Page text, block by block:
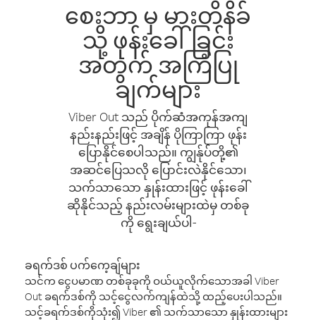
စေးဘာ မှ မားတိနိခ်
သို့ ဖုန်းခေါ်ခြင်း
အတွက် အကြံပြု
ချက်များ
Viber Out သည် ပိုက်ဆံအကုန်အကျ
နည်းနည်းဖြင့် အချိန် ပိုကြာကြာ ဖုန်း
ပြောနိုင်စေပါသည်။ ကျွန်ုပ်တို့၏
အဆင်ပြေသလို ပြောင်းလဲနိုင်သော၊
သက်သာသော နှုန်းထားဖြင့် ဖုန်းခေါ်
ဆိုနိုင်သည့် နည်းလမ်းများထဲမှ တစ်ခု
ကို ရွေးချယ်ပါ-
ခရက်ဒစ် ပက်ကေ့ချ်များ
သင်က ငွေပမာဏ တစ်ခုခုကို ဝယ်ယူလိုက်သောအခါ Viber
Out ခရက်ဒစ်ကို သင့်ငွေလက်ကျန်ထဲသို့ ထည့်ပေးပါသည်။
သင့်ခရက်ဒစ်ကိုသုံး၍ Viber ၏ သက်သာသော နှုန်းထားများ